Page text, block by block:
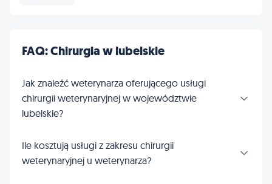
FAQ: Chirurgia w lubelskie
Jak znaleźć weterynarza oferującego usługi
chirurgii weterynaryjnej w województwie
lubelskie?
Ile kosztują usługi z zakresu chirurgii
weterynaryjnej u weterynarza?